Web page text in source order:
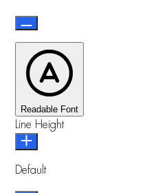
Readable Font
Line Height
Default